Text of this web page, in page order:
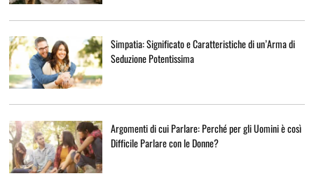
Simpatia: Significato e Caratteristiche di un’Arma di
Seduzione Potentissima
Argomenti di cui Parlare: Perché per gli Uomini è così
Difficile Parlare con le Donne?